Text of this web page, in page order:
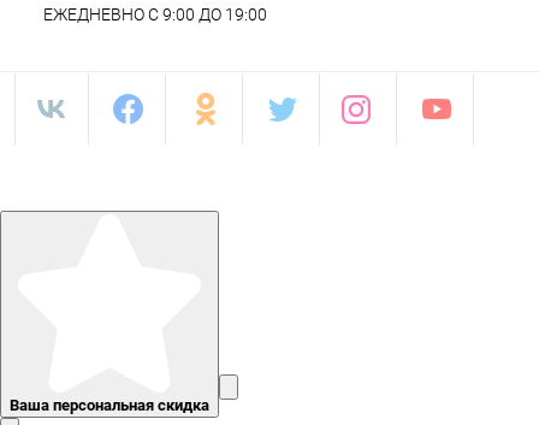
ЕЖЕДНЕВНО С 9:00 ДО 19:00
Ваша персональная скидка